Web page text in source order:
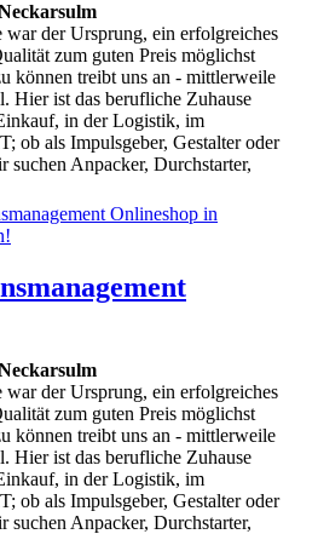
war der Ursprung, ein erfolgreiches
zum guten Preis möglichst
können treibt uns an - mittlerweile
ist das berufliche Zuhause
in der Logistik, im
ob als Impulsgeber, Gestalter oder
suchen Anpacker, Durchstarter,
war der Ursprung, ein erfolgreiches
zum guten Preis möglichst
können treibt uns an - mittlerweile
ist das berufliche Zuhause
in der Logistik, im
ob als Impulsgeber, Gestalter oder
suchen Anpacker, Durchstarter,